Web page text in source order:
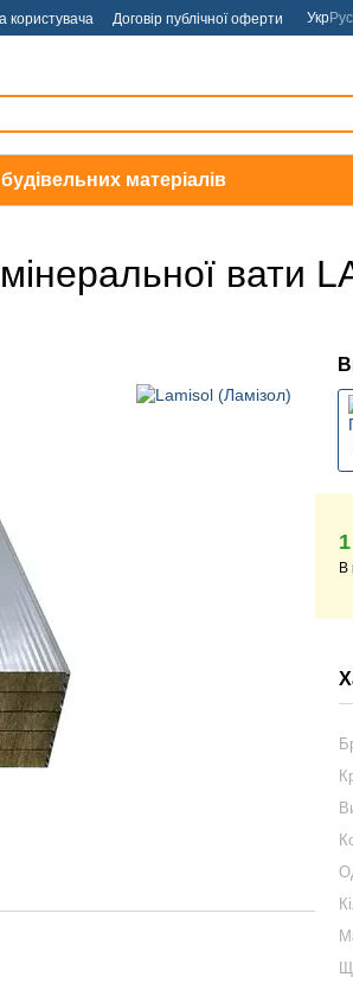
користувача Договір публічної оферти УкрРус
матеріалів
вати
В